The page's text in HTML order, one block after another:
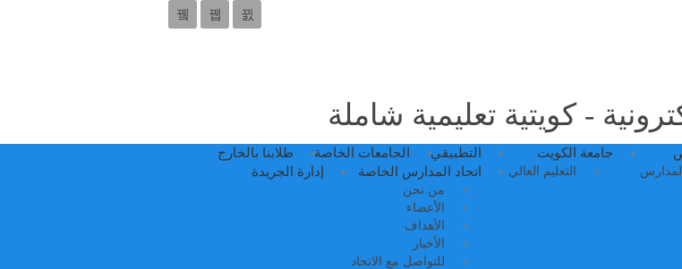
- كويتية تعليمية شاملة
جامعة الكويت
التعليم العالي
التطبيقي الجامعات الخاصة
طلابنا بالخارج
اتحاد المدارس الخاصة
من نحن
الأعضاء
الأهداف
الأخبار
للتواصل مع الاتحاد
إدارة الجريدة